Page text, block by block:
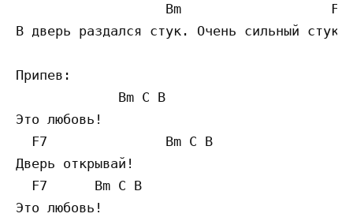
                   Bm                   F7
В дверь раздался стук. Очень сильный стук
Припев:
             Bm C B
Это любовь!
  F7               Bm C B
Дверь открывай!
  F7      Bm C B
Это любовь!